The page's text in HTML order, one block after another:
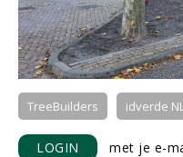
TreeBuilders idverde
LOGIN met je e-